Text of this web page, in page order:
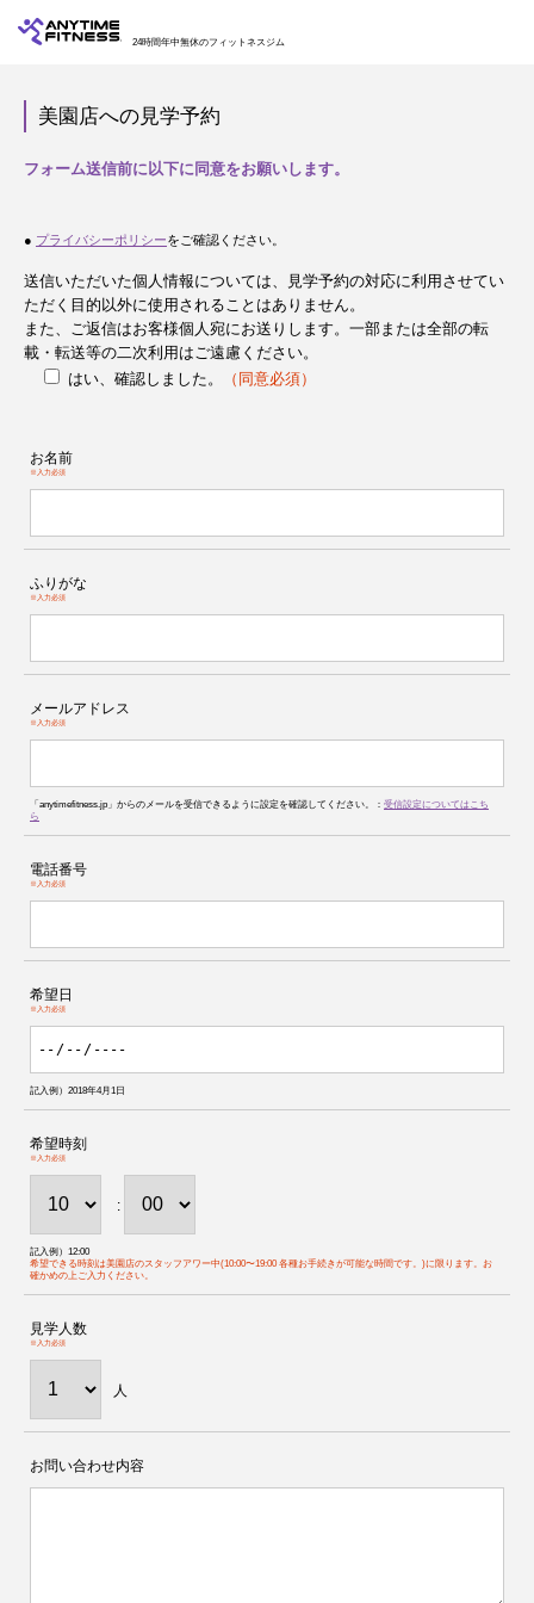
24時間年中無休のフィットネスジム
美園店への見学予約
フォーム送信前に以下に同意をお願いします。
● プライバシーポリシーをご確認ください。
送信いただいた個人情報については、見学予約の対応に利用させてい
ただく目的以外に使用されることはありません。
また、ご返信はお客様個人宛にお送りします。一部または全部の転
載・転送等の二次利用はご遠慮ください。
はい、確認しました。
（同意必須）
お名前
※入力必須
ふりがな
※入力必須
メールアドレス
※入力必須
「anytimefitness.jp」からのメールを受信できるように設定を確認してください。： 受信設定についてはこち
ら
電話番号
※入力必須
希望日
※入力必須
記入例）2018年4月1日
希望時刻
※入力必須
:
記入例）12:00
希望できる時刻は美園店のスタッフアワー中(10:00〜19:00 各種お手続きが可能な時間です。)に限ります。お
確かめの上ご入力ください。
見学人数
※入力必須
人
お問い合わせ内容